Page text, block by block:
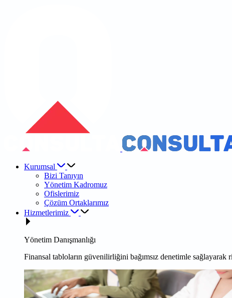
Kurumsal
Bizi Tanıyın
Yönetim Kadromuz
Ofislerimiz
Çözüm Ortaklarımız
Hizmetlerimiz
Yönetim Danışmanlığı
Finansal tabloların güvenilirliğini bağımsız denetimle